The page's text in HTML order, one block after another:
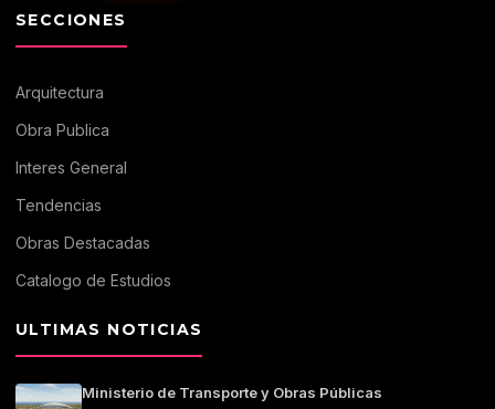
SECCIONES
Arquitectura
Obra Publica
Interes General
Tendencias
Obras Destacadas
Catalogo de Estudios
ULTIMAS NOTICIAS
Ministerio de Transporte y Obras Públicas